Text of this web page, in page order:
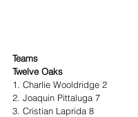
Teams
Twelve Oaks
1. Charlie Wooldridge 2
2. Joaquin Pittaluga 7
3. Cristian Laprida 8